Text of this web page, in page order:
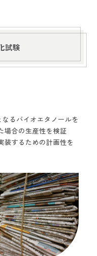
試験
るバイオエタノールを
場合の生産性を検証
装するための計画性を